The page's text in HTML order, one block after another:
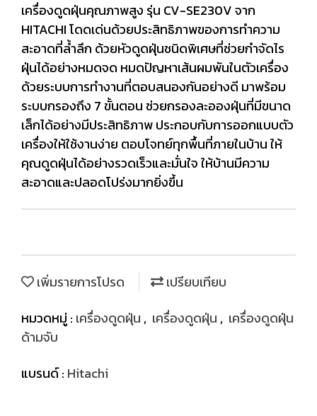
เครื่องดูดฝุ่นคุณภาพสูง รุ่น CV-SE230V จาก
HITACHI โดดเด่นด้วยประสิทธิภาพของการทำความ
สะอาดที่ล้ำลึก ด้วยหัวดูดฝุ่นชนิดพิเศษที่ช่วยกำจัดไร
ฝุ่นได้อย่างหมดจด หมดปัญหาเส้นผมพันในตัวเครื่อง
ด้วยระบบการทำงานที่ตอบสนองกันอย่างดี มาพร้อม
ระบบกรองถึง 7 ขั้นตอน ช่วยกรองละอองฝุ่นที่มีขนาด
เล็กได้อย่างมีประสิทธิภาพ ประกอบกับการออกแบบตัว
เครื่องให้ใช้งานง่าย ตอบโจทย์ทุกพื้นที่ภายในบ้าน ให้
คุณดูดฝุ่นได้อย่างรวดเร็วและมั่นใจ ให้บ้านมีความ
สะอาดและปลอดโปร่งมากยิ่งขึ้น
เพิ่มรายการโปรด
เปรียบเทียบ
หมวดหมู่ : เครื่องดูดฝุ่น , เครื่องดูดฝุ่น , เครื่องดูดฝุ่น
ด้ามจับ
แบรนด์ : Hitachi